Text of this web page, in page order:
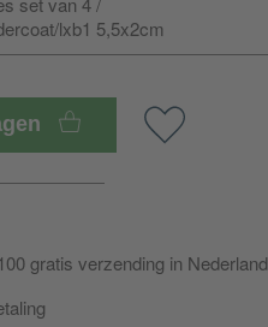
lxb1 5,5x2cm
gratis verzending in Nederland